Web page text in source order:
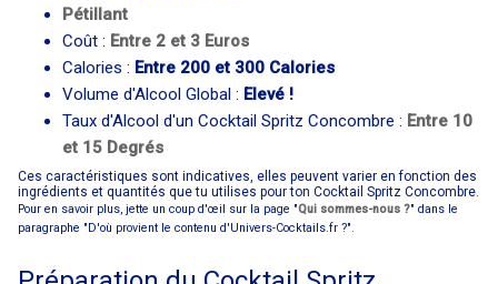
Pétillant
Coût : Entre 2 et 3 Euros
Calories : Entre 200 et 300 Calories
Volume d'Alcool Global : Elevé !
Taux d'Alcool d'un Cocktail Spritz Concombre : Entre 10
et 15 Degrés
Ces caractéristiques sont indicatives, elles peuvent varier en fonction des
ingrédients et quantités que tu utilises pour ton Cocktail Spritz Concombre.
Pour en savoir plus, jette un coup d'œil sur la page "Qui sommes-nous ?" dans le
paragraphe "D'où provient le contenu d'Univers-Cocktails.fr ?".